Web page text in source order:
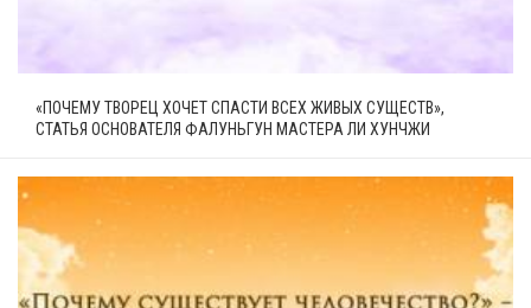
«ПОЧЕМУ ТВОРЕЦ ХОЧЕТ СПАСТИ ВСЕХ ЖИВЫХ СУЩЕСТВ»,
СТАТЬЯ ОСНОВАТЕЛЯ ФАЛУНЬГУН МАСТЕРА ЛИ ХУНЧЖИ